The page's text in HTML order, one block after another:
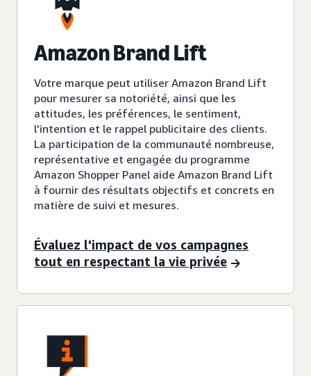
Amazon Brand Lift
Votre marque peut utiliser Amazon Brand Lift
pour mesurer sa notoriété, ainsi que les
attitudes, les préférences, le sentiment,
l'intention et le rappel publicitaire des clients.
La participation de la communauté nombreuse,
représentative et engagée du programme
Amazon Shopper Panel aide Amazon Brand Lift
à fournir des résultats objectifs et concrets en
matière de suivi et mesures.
Évaluez l'impact de vos campagnes
tout en respectant la vie privée